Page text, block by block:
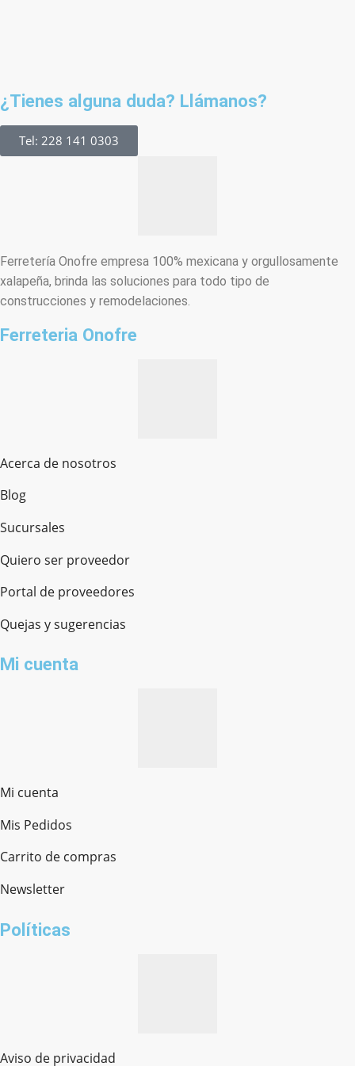
¿Tienes alguna duda? Llámanos?
Tel: 228 141 0303
Ferretería Onofre empresa 100% mexicana y orgullosamente
xalapeña, brinda las soluciones para todo tipo de
construcciones y remodelaciones.
Ferreteria Onofre
Acerca de nosotros
Blog
Sucursales
Quiero ser proveedor
Portal de proveedores
Quejas y sugerencias
Mi cuenta
Mi cuenta
Mis Pedidos
Carrito de compras
Newsletter
Políticas
Aviso de privacidad